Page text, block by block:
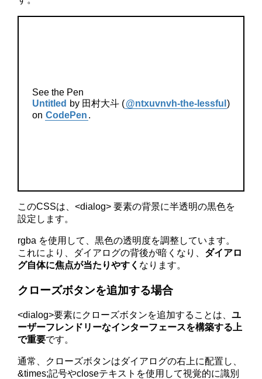
See the Pen
Untitled by 田村大斗 (@ntxuvnvh-the-lessful )
on CodePen .
このCSSは、<dialog> 要素の背景に半透明の黒色を
設定します。
rgba を使用して、黒色の透明度を調整しています。
これにより、ダイアログの背後が暗くなり、 ダイアロ
グ自体に焦点が当たりやすく なります。
クローズボタンを追加する場合
<dialog>要素にクローズボタンを追加することは、ユ
ーザーフレンドリーなインターフェースを構築する上
で重要です。
通常、クローズボタンはダイアログの右上に配置し、
&times;記号やcloseテキストを使用して視覚的に識別